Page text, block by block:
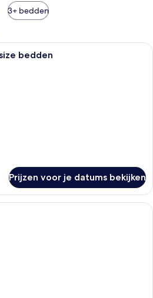
3+ bedden
Een hotelkamer met twee bedden,
bedden
Prijzen voor je datums bekijken
Een hotelkamer met een groot bed,